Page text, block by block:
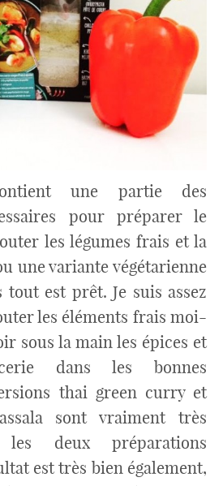
une partie des
pour préparer le
les légumes frais et la
une variante végétarienne
est prêt. Je suis assez
les éléments frais moi-
sous la main les épices et
dans les bonnes
thai green curry et
sont vraiment très
deux préparations
est très bien également,